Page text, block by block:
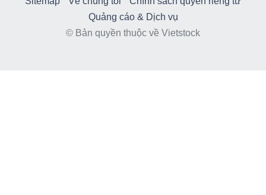
Quảng cáo & Dịch vụ
© Bản quyền thuộc về Vietstock